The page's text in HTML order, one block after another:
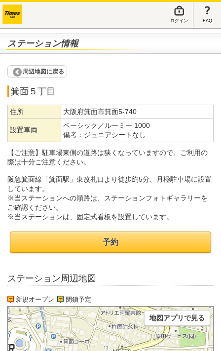
ログイン FAQ
ステーション情報
周辺地図に戻る
箕面５丁目
住所 大阪府箕面市箕面5-740
設置車両
ベーシック／ルーミー 1000
備考： ジュニアシートなし
【ご注意】駐車場東側の道路は狭くなっていますので、ご利用の
際は十分ご注意ください。
阪急箕面線「箕面駅」東改札口より徒歩約5分、月極駐車場に設置
しています。
※当ステーションへの順路は、ステーションフォトギャラリーを
ご確認ください。
※当ステーションは、固定式看板を設置しています。
予約
ステーション周辺地図
新規オープン 閉鎖予定
地図アプリで見る